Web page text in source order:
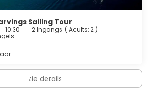
Sailing Tour
10:30 2 Ingangs ( Adults: 2 )
Zie details